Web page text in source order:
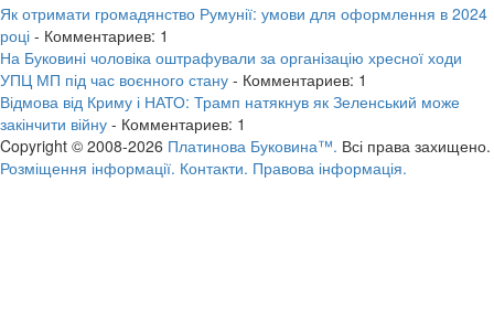
Як отримати громадянство Румунії: умови для оформлення в 2024
році - Комментариев: 1
На Буковині чоловіка оштрафували за організацію хресної ходи
УПЦ МП під час воєнного стану - Комментариев: 1
Відмова від Криму і НАТО: Трамп натякнув як Зеленський може
закінчити війну - Комментариев: 1
Copyright © 2008-2026 Платинова Буковина™. Всі права захищено.
Розміщення інформації. Контакти. Правова інформація.